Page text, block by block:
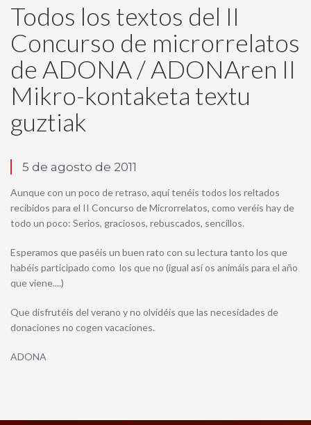
Todos los textos del II
Concurso de microrrelatos
de ADONA / ADONAren II
Mikro-kontaketa textu
guztiak
5 de agosto de 2011
Aunque con un poco de retraso, aquí tenéis todos los reltados
recibidos para el II Concurso de Microrrelatos, como veréis hay de
todo un poco: Serios, graciosos, rebuscados, sencillos.
Esperamos que paséis un buen rato con su lectura tanto los que
habéis participado como los que no (igual así os animáis para el año
que viene....)
Que disfrutéis del verano y no olvidéis que las necesidades de
donaciones no cogen vacaciones.
ADONA